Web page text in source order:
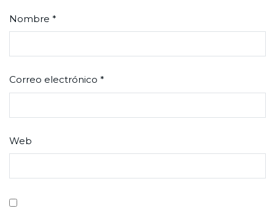
Nombre *
Correo electrónico *
Web